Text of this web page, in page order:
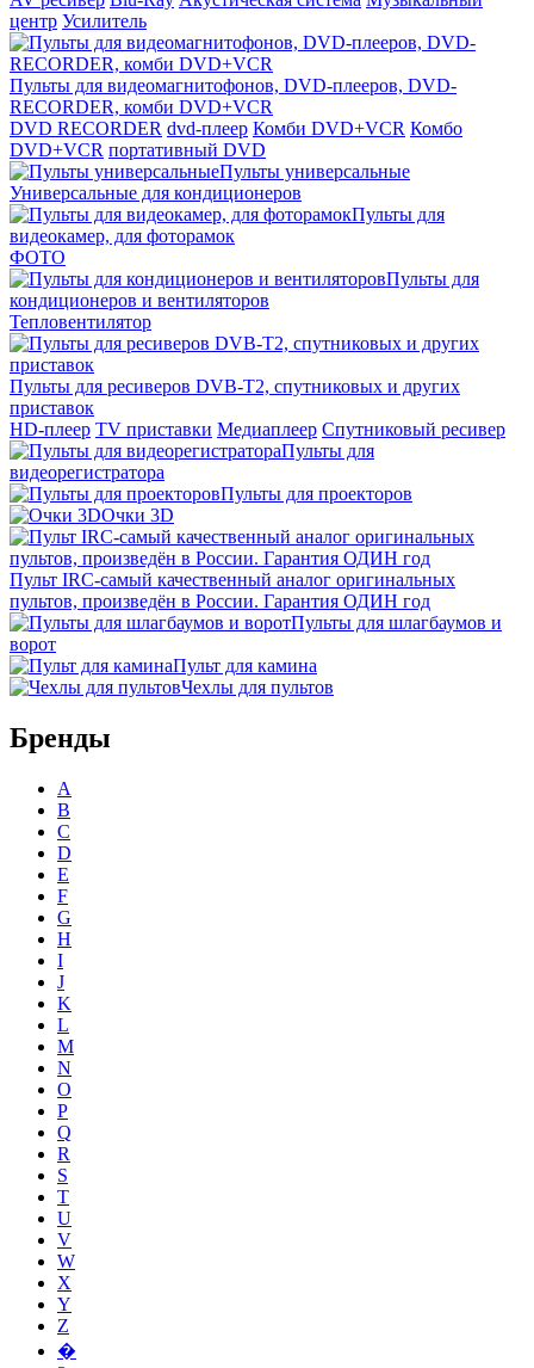
центр Усилитель
Пульты для видеомагнитофонов, DVD-плееров, DVD-
RECORDER, комби DVD+VCR
DVD RECORDER dvd-плеер Комби DVD+VCR Комбо
DVD+VCR портативный DVD
Пульты универсальные
Универсальные для кондиционеров
Пульты для
видеокамер, для фоторамок
ФОТО
Пульты для
кондиционеров и вентиляторов
Тепловентилятор
Пульты для ресиверов DVB-T2, спутниковых и других
приставок
HD-плеер TV приставки Медиаплеер Спутниковый ресивер
Пульты для
видеорегистратора
Пульты для проекторов
Очки 3D
Пульт IRC-самый качественный аналог оригинальных
пультов, произведён в России. Гарантия ОДИН год
Пульты для шлагбаумов и
ворот
Пульт для камина
Чехлы для пультов
Бренды
A
B
C
D
E
F
G
H
I
J
K
L
M
N
O
P
Q
R
S
T
U
V
W
X
Y
Z
�